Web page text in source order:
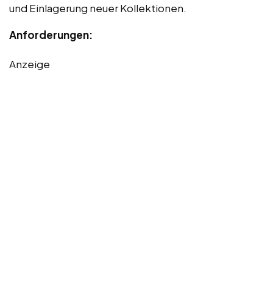
und Einlagerung neuer Kollektionen.
Anforderungen:
Anzeige